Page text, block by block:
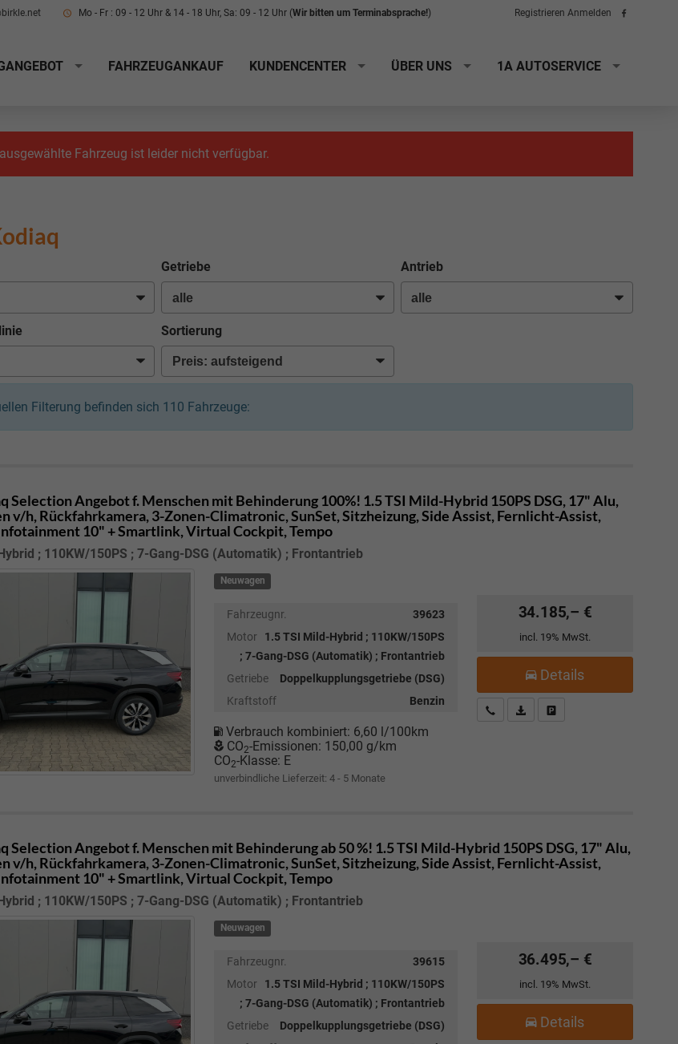
Mo - Fr : 09 - 12 Uhr & 14 - 18 Uhr, Sa: 09 - 12 Uhr (Wir bitten um Terminabsprache!) Registrieren Anmelden
Folge
FAHRZEUGANKAUF KUNDENCENTER ÜBER UNS 1A AUTOSERVICE
Fahrzeug ist leider nicht verfügbar.
Getriebe Antrieb
Sortierung
Filterung befinden sich 110 Fahrzeuge:
Selection Angebot f. Menschen mit Behinderung 100%! 1.5 TSI Mild-Hybrid 150PS DSG, 17" Alu,
v/h, Rückfahrkamera, 3-Zonen-Climatronic, SunSet, Sitzheizung, Side Assist, Fernlicht-Assist,
10" + Smartlink, Virtual Cockpit, Tempo
; 110KW/150PS ; 7-Gang-DSG (Automatik) ; Frontantrieb
Neuwagen
Fahrzeugnr.
39623
Motor
1.5 TSI Mild-Hybrid ; 110KW/150PS
; 7-Gang-DSG (Automatik) ; Frontantrieb
Getriebe
Doppelkupplungsgetriebe (DSG)
Kraftstoff
Benzin
Verbrauch kombiniert: 6,60 l/100km
CO2-Emissionen: 150,00 g/km
CO2-Klasse: E
unverbindliche Lieferzeit: 4 - 5 Monate
34.185,– €
incl. 19% MwSt.
Details
Kostenloser Rückruf-Service
PDF-Datei, Fahrzeugexposé
Selection Angebot f. Menschen mit Behinderung ab 50 %! 1.5 TSI Mild-Hybrid 150PS DSG, 17" Alu,
v/h, Rückfahrkamera, 3-Zonen-Climatronic, SunSet, Sitzheizung, Side Assist, Fernlicht-Assist,
10" + Smartlink, Virtual Cockpit, Tempo
; 110KW/150PS ; 7-Gang-DSG (Automatik) ; Frontantrieb
Neuwagen
Fahrzeugnr.
39615
Motor
1.5 TSI Mild-Hybrid ; 110KW/150PS
; 7-Gang-DSG (Automatik) ; Frontantrieb
Getriebe
Doppelkupplungsgetriebe (DSG)
36.495,– €
incl. 19% MwSt.
Details